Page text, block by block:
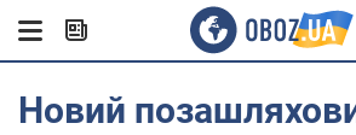
Новий